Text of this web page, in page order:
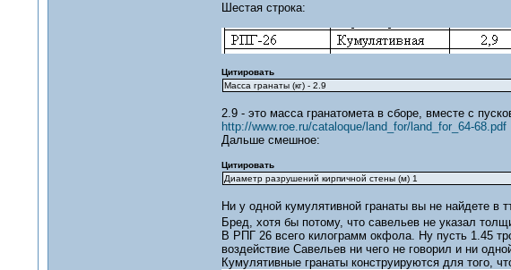
Шестая строка:
Цитировать
Масса гранаты (кг) - 2.9
2.9 - это масса гранатомета в сборе, вместе с
http://www.roe.ru/cataloque/land_for/land_for_64-68.pdf
Дальше смешное:
Цитировать
Диаметр разрушений кирпичной стены (м) 1
Ни у одной кумулятивной гранаты вы не найдете в
Бред, хотя бы потому, что савельев не указал
В РПГ 26 всего килограмм окфола. Ну пусть 1.45
воздействие Савельев ни чего не говорил и ни
Кумулятивные гранаты конструируются для того,